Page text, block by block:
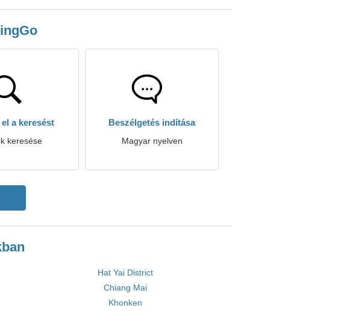
a keresést
keresése
Beszélgetés indítása
Magyar nyelven
Hat Yai District
Chiang Mai
Khonken